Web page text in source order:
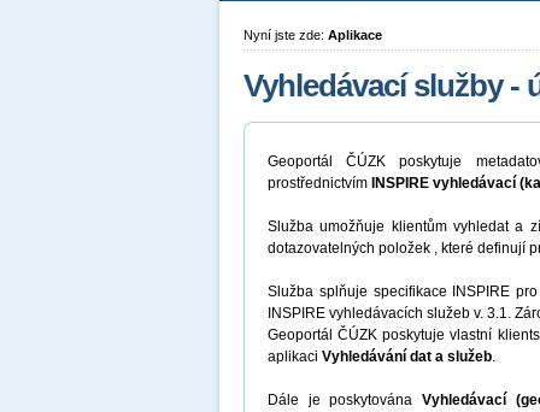
Nyní jste zde: Aplikace
Vyhledávací služby -
Geoportál ČÚZK poskytuje
prostřednictvím INSPIRE vyhledávací
Služba umožňuje klientům vyhledat a
dotazovatelných položek , které definují
Služba splňuje specifikace INSPIRE
INSPIRE vyhledávacích služeb v. 3.1.
Geoportál ČÚZK poskytuje vlastní
aplikaci Vyhledávání dat a služeb.
Dále je poskytována Vyhledávací